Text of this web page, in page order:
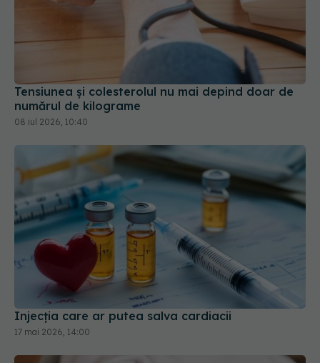
Tensiunea și colesterolul nu mai depind doar de
numărul de kilograme
08 iul 2026, 10:40
Injecția care ar putea salva cardiacii
17 mai 2026, 14:00